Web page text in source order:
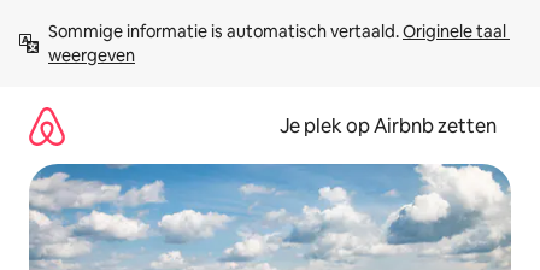
direct
naar
Sommige informatie is automatisch vertaald. Originele taal
weergeven
Je plek op Airbnb zetten